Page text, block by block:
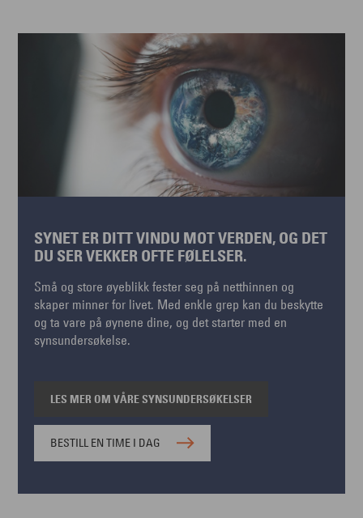
SYNET ER DITT VINDU MOT VERDEN, OG DET
DU SER VEKKER OFTE FØLELSER.
Små og store øyeblikk fester seg på netthinnen og
skaper minner for livet. Med enkle grep kan du beskytte
og ta vare på øynene dine, og det starter med en
synsundersøkelse.
LES MER OM VÅRE SYNSUNDERSØKELSER
BESTILL EN TIME I DAG